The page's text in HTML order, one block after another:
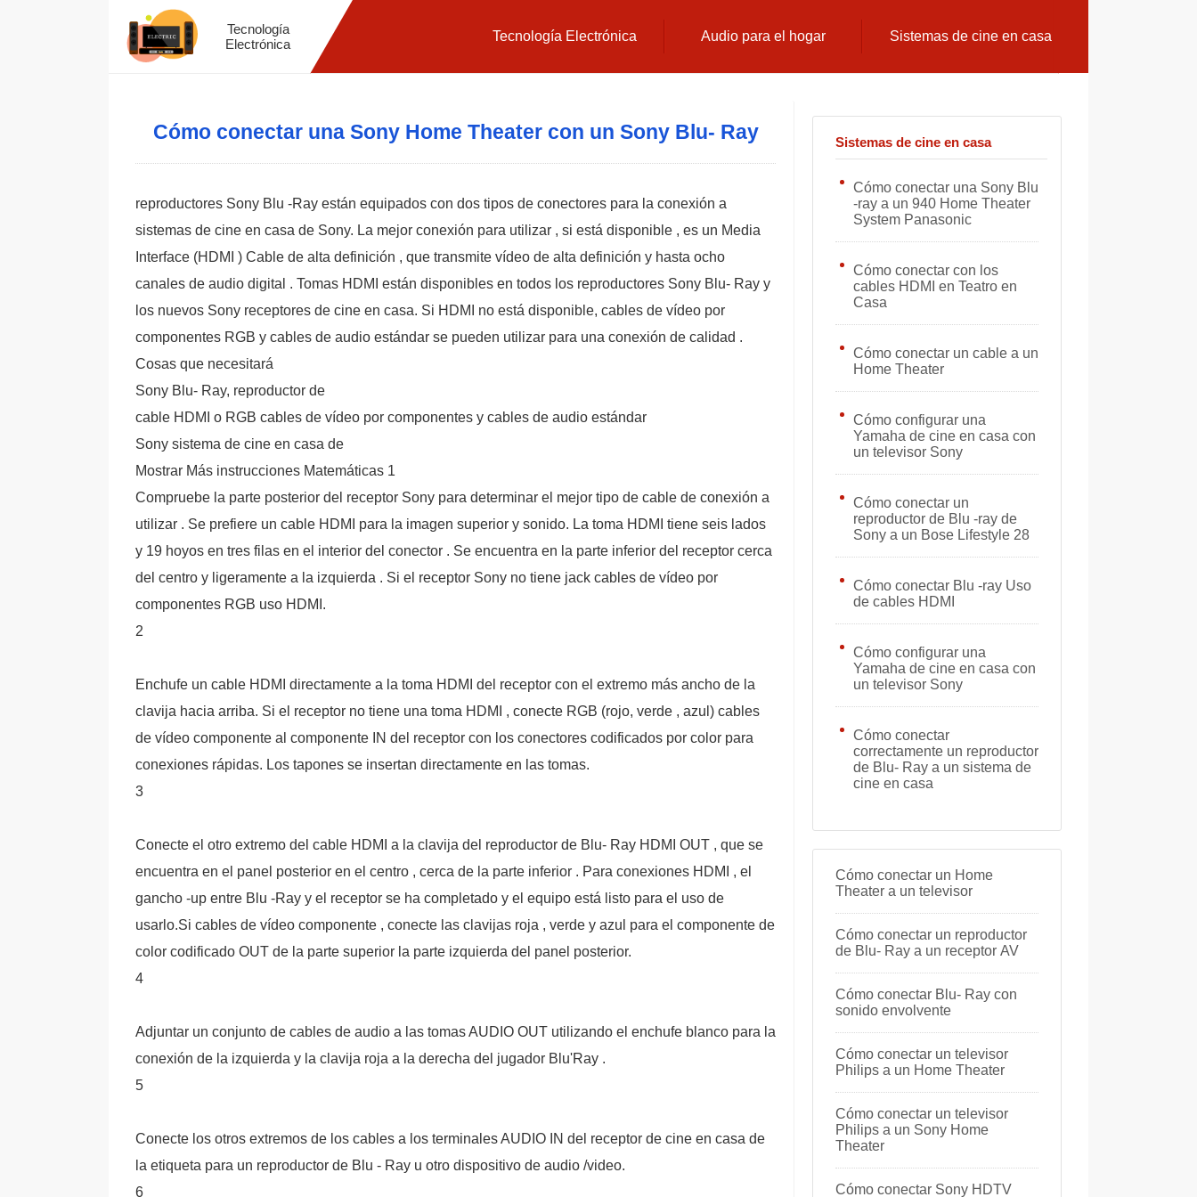
Tecnología
Electrónica
Tecnología Electrónica Audio para el hogar Sistemas de cine en casa
Cómo conectar una Sony Home Theater con un Sony Blu- Ray
reproductores Sony Blu -Ray están equipados con dos tipos de conectores para la conexión a
sistemas de cine en casa de Sony. La mejor conexión para utilizar , si está disponible , es un Media
Interface (HDMI ) Cable de alta definición , que transmite vídeo de alta definición y hasta ocho
canales de audio digital . Tomas HDMI están disponibles en todos los reproductores Sony Blu- Ray y
los nuevos Sony receptores de cine en casa. Si HDMI no está disponible, cables de vídeo por
componentes RGB y cables de audio estándar se pueden utilizar para una conexión de calidad .
Cosas que necesitará
Sony Blu- Ray, reproductor de
cable HDMI o RGB cables de vídeo por componentes y cables de audio estándar
Sony sistema de cine en casa de
Mostrar Más instrucciones Matemáticas 1
Compruebe la parte posterior del receptor Sony para determinar el mejor tipo de cable de conexión a
utilizar . Se prefiere un cable HDMI para la imagen superior y sonido. La toma HDMI tiene seis lados
y 19 hoyos en tres filas en el interior del conector . Se encuentra en la parte inferior del receptor cerca
del centro y ligeramente a la izquierda . Si el receptor Sony no tiene jack cables de vídeo por
componentes RGB uso HDMI.
2
Enchufe un cable HDMI directamente a la toma HDMI del receptor con el extremo más ancho de la
clavija hacia arriba. Si el receptor no tiene una toma HDMI , conecte RGB (rojo, verde , azul) cables
de vídeo componente al componente IN del receptor con los conectores codificados por color para
conexiones rápidas. Los tapones se insertan directamente en las tomas.
3
Conecte el otro extremo del cable HDMI a la clavija del reproductor de Blu- Ray HDMI OUT , ​​que se
encuentra en el panel posterior en el centro , cerca de la parte inferior . Para conexiones HDMI , el
gancho -up entre Blu -Ray y el receptor se ha completado y el equipo está listo para el uso de
usarlo.Si cables de vídeo componente , conecte las clavijas roja , verde y azul para el componente de
color codificado OUT de la parte superior la parte izquierda del panel posterior.
4
Adjuntar un conjunto de cables de audio a las tomas AUDIO OUT utilizando el enchufe blanco para la
conexión de la izquierda y la clavija roja a la derecha del jugador Blu'Ray .
5
Conecte los otros extremos de los cables a los terminales AUDIO IN del receptor de cine en casa de
la etiqueta para un reproductor de Blu - Ray u otro dispositivo de audio /video.
6
Sistemas de cine en casa
Cómo conectar una Sony Blu
-ray a un 940 Home Theater
System Panasonic
Cómo conectar con los
cables HDMI en Teatro en
Casa
Cómo conectar un cable a un
Home Theater
Cómo configurar una
Yamaha de cine en casa con
un televisor Sony
Cómo conectar un
reproductor de Blu -ray de
Sony a un Bose Lifestyle 28
Cómo conectar Blu -ray Uso
de cables HDMI
Cómo configurar una
Yamaha de cine en casa con
un televisor Sony
Cómo conectar
correctamente un reproductor
de Blu- Ray a un sistema de
cine en casa
Cómo conectar un Home
Theater a un televisor
Cómo conectar un reproductor
de Blu- Ray a un receptor AV
Cómo conectar Blu- Ray con
sonido envolvente
Cómo conectar un televisor
Philips a un Home Theater
Cómo conectar un televisor
Philips a un Sony Home
Theater
Cómo conectar Sony HDTV